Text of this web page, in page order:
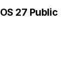
27 Public